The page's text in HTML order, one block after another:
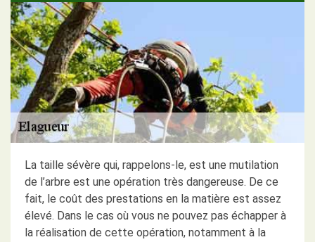
La taille sévère qui, rappelons-le, est une mutilation
de l’arbre est une opération très dangereuse. De ce
fait, le coût des prestations en la matière est assez
élevé. Dans le cas où vous ne pouvez pas échapper à
la réalisation de cette opération, notamment à la